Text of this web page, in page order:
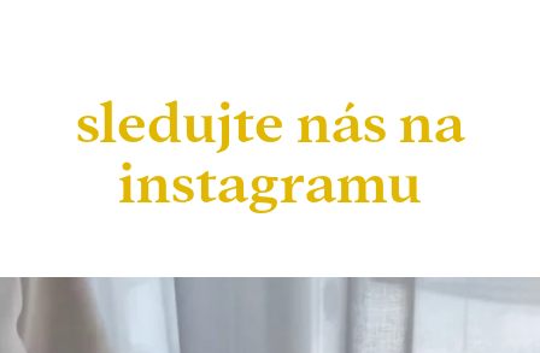
sledujte nás na
instagramu